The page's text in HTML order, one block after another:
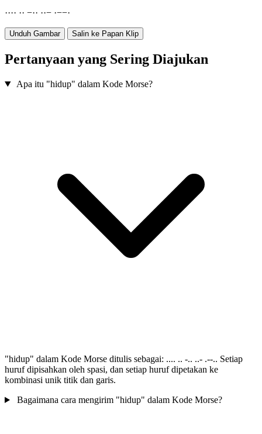
···· ·· −·· ··− ·−−·
Unduh Gambar Salin ke Papan Klip
Pertanyaan yang Sering Diajukan
Apa itu "hidup" dalam Kode Morse?
"hidup" dalam Kode Morse ditulis sebagai: .... .. -.. ..- .--.. Setiap
huruf dipisahkan oleh spasi, dan setiap huruf dipetakan ke
kombinasi unik titik dan garis.
Bagaimana cara mengirim "hidup" dalam Kode Morse?